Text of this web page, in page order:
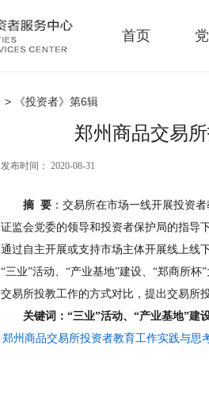
首页
> 《投资者》第6辑
郑州商品交易
发布时间： 2020-08-31
摘 要 ：交易所在市场一线开展投资
证监会党委的领导和投资者保护局的指导
通过自主开展或支持市场主体开展线上线
“三业”活动、“产业基地”建设、“郑商所
交易所投教工作的方式对比，提出交易所
关键词：“三业”活动、“产业基地”建
郑州商品交易所投资者教育工作实践与思